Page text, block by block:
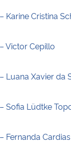
Karine Cristina
Victor Cepillo
Luana Xavier da
Sofia Lüdtke
Fernanda